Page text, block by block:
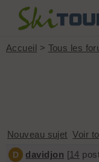
Accueil > Tous les
Nouveau sujet Voir
D davidjon [14